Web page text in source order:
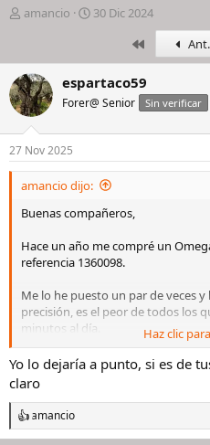
I
c
i
a
d
o
r
d
e
l
h
l
o
amancio
F
h
a
e
i
c
i
o
30 Dic 2024
PrimeroAnt.
espartaco59
Forer@ Senior Sin verificar
27 Nov 2025
amancio dijo:
Buenas compañeros,
Hace un año me compré un
referencia 1360098.
Me lo he puesto un par de veces
precisión, es el peor de todos los
minutos al día.
Lo he llevado a Pere Quera, ya
dé confianza y me presupuestan
y sustituirle la corona, esto último
original.
Haz clic
Yo lo dejaría a punto, si es de
claro
R
e
amancio